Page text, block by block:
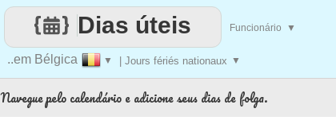
..em Bélgica ▼ | Jours fériés nationaux ▼
Dias úteis Funcionário ▼
Navegue pelo calendário e adicione seus dias de folga.